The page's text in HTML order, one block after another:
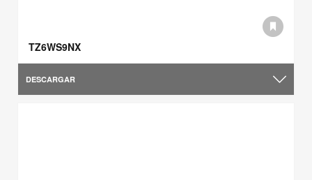
TZ6WS9NX
DESCARGAR